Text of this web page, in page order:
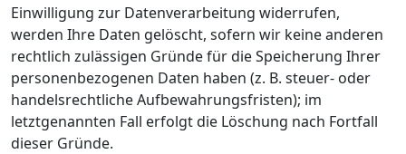
Einwilligung zur Datenverarbeitung widerrufen,
werden Ihre Daten gelöscht, sofern wir keine anderen
rechtlich zulässigen Gründe für die Speicherung Ihrer
personenbezogenen Daten haben (z. B. steuer- oder
handelsrechtliche Aufbewahrungsfristen); im
letztgenannten Fall erfolgt die Löschung nach Fortfall
dieser Gründe.